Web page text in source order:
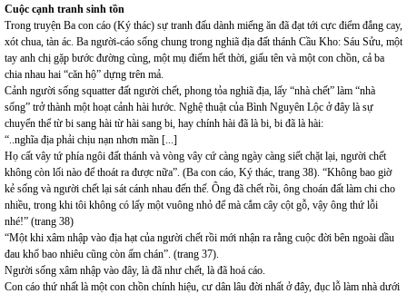
Cuộc cạnh tranh sinh tồn
Trong truyện Ba con cáo (Ký thác) sự tranh đấu dành miếng ăn đã đạt tới cực điểm đắng cay,
xót chua, tàn ác. Ba người-cáo sống chung trong nghiã địa đất thánh Cầu Kho: Sáu Sửu, một
tay anh chị gặp bước đường cùng, một mụ điếm hết thời, giấu tên và một con chồn, cả ba
chia nhau hai “căn hộ” dựng trên mả.
Cảnh người sống squatter đất người chết, phong tỏa nghiã địa, lấy “nhà chết” làm “nhà
sống” trở thành một hoạt cảnh hài hước. Nghệ thuật của Bình Nguyên Lộc ở đây là sự
chuyển thể từ bi sang hài từ hài sang bi, hay chính hài đã là bi, bi đã là hài:
“..nghĩa địa phải chịu nạn nhơn mãn [...]
Họ cất vây tứ phía ngôi đất thánh và vòng vây cứ càng ngày càng siết chặt lại, người chết
không còn lối nào để thoát ra được nữa”. (Ba con cáo, Ký thác, trang 38). “Không bao giờ
kẻ sống và người chết lại sát cánh nhau đến thế. Ông đã chết rồi, ông choán đất làm chi cho
nhiều, trong khi tôi không có lấy một vuông nhỏ để mà cắm cây cột gỗ, vậy ông thứ lỗi
nhé!” (trang 38)
“Một khi xâm nhập vào địa hạt của người chết rồi mới nhận ra rằng cuộc đời bên ngoài dầu
đau khổ bao nhiêu cũng còn ấm chán”. (trang 37).
Người sống xâm nhập vào đây, là đã như chết, là đã hoá cáo.
Con cáo thứ nhất là một con chồn chính hiệu, cư dân lâu đời nhất ở đây, đục lỗ làm nhà dưới